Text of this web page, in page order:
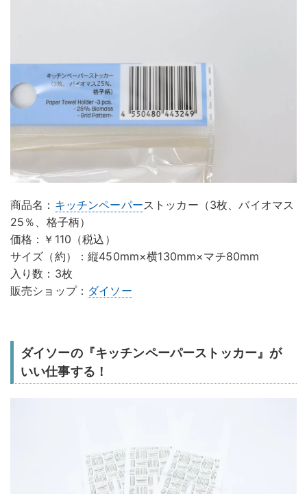
商品名： キッチンペーパーストッカー（3枚、バイオマス
25％、格子柄）
価格：￥110（税込）
サイズ（約）：縦450mm×横130mm×マチ80mm
入り数：3枚
販売ショップ： ダイソー
ダイソーの『キッチンペーパーストッカー』が
いい仕事する！